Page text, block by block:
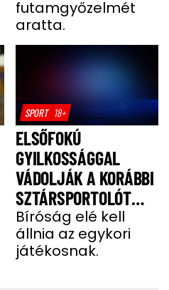
futamgyőzelmét
aratta.
SPORT 18+
ELSŐFOKÚ
GYILKOSSÁGGAL
VÁDOLJÁK A KORÁBBI
SZTÁRSPORTOLÓT
BARÁTNŐJE TRAGIKUS
HALÁLA MIATT
Bíróság elé kell
állnia az egykori
játékosnak.